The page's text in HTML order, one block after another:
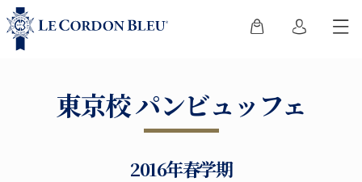
東京校 パンビュッフェ
2016年春学期